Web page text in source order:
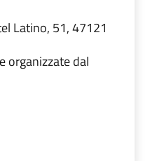
Latino, 51, 47121
organizzate dal